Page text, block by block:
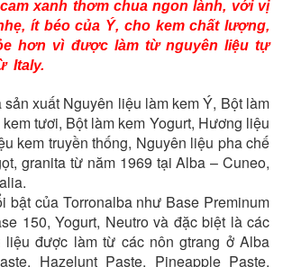
xanh thơm chua ngon lành, với vị
ít béo của Ý, cho kem chất lượng,
hơn vì được làm từ nguyên liệu tự
Italy.
xuất Nguyên liệu làm kem Ý, Bột làm
tươi, Bột làm kem Yogurt, Hương liệu
kem truyền thống, Nguyên liệu pha chế
granita từ năm 1969 tại Alba – Cuneo,
bật của Torronalba như Base Preminum
150, Yogurt, Neutro và đặc biệt là các
liệu được làm từ các nôn gtrang ở Alba
Hazelunt Paste, Pineapple Paste,